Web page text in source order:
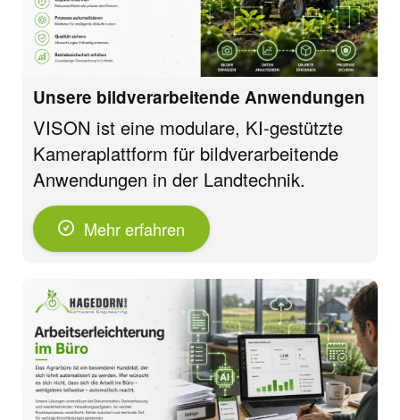
Unsere bildverarbeitende Anwendungen
VISON ist eine modulare, KI-gestützte
Kameraplattform für bildverarbeitende
Anwendungen in der Landtechnik.
Mehr erfahren